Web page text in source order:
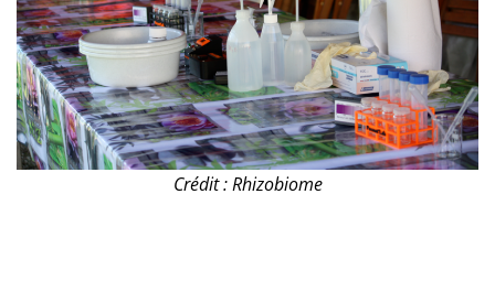
Crédit : Rhizobiome